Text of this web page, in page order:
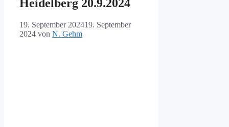
Heidelberg 20.9.2024
19. September 202419. September
2024 von N. Gehm